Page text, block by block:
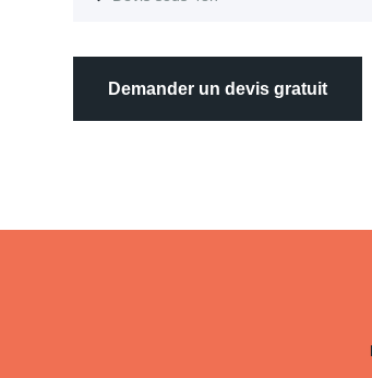
Demander un devis gratuit